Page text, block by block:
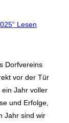
Lesen
Dorfvereins
vor der Tür
Jahr voller
und Erfolge,
Jahr sind wir